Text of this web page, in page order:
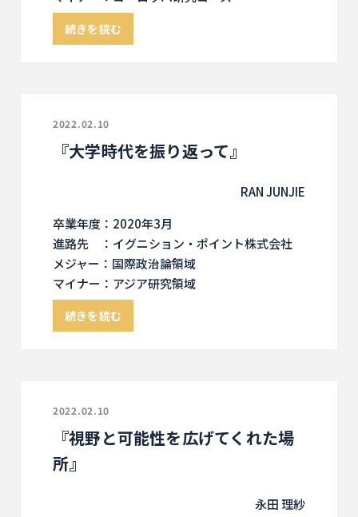
続きを読む
2022.02.10
『大学時代を振り返って』
RAN JUNJIE
卒業年度：2020年3月
進路先 ：イグニション・ポイント株式会社
メジャー：国際政治論領域
マイナー：アジア研究領域
続きを読む
2022.02.10
『視野と可能性を広げてくれた場
所』
永田 理紗